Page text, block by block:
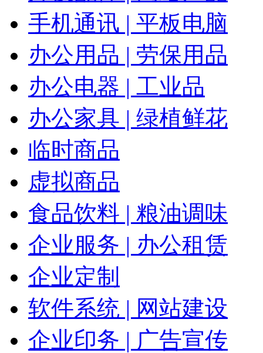
手机通讯 | 平板电脑
办公用品 | 劳保用品
办公电器 | 工业品
办公家具 | 绿植鲜花
临时商品
虚拟商品
食品饮料 | 粮油调味
企业服务 | 办公租赁
企业定制
软件系统 | 网站建设
企业印务 | 广告宣传